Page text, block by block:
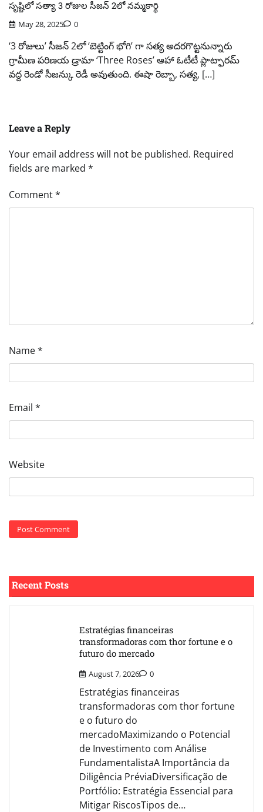
సృష్టిలో సత్యా 3 రోజుల సీజన్ 2లో నమ్మకార్థి
May 28, 2025 0
‘3 రోజులు’ సీజన్ 2లో ‘బెట్టింగ్ భోగి’ గా సత్య అదరగొట్టనున్నారు
గ్రామీణ పరిణయ డ్రామా ‘Three Roses’ ఆహా ఓటీటీ ప్లాట్ఫారమ్
వద్ద రెండో సీజన్కు రెడీ అవుతుంది. ఈషా రెబ్బా, సత్య, […]
Leave a Reply
Your email address will not be published. Required
fields are marked *
Comment*
Name*
Email *
Website
Recent Posts
Estratégias financeiras
transformadoras com thor fortune e o
futuro do mercado
August 7, 2026 0
Estratégias financeiras
transformadoras com thor fortune
e o futuro do
mercadoMaximizando o Potencial
de Investimento com Análise
FundamentalistaA Importância da
Diligência PréviaDiversificação de
Portfólio: Estratégia Essencial para
Mitigar RiscosTipos de…